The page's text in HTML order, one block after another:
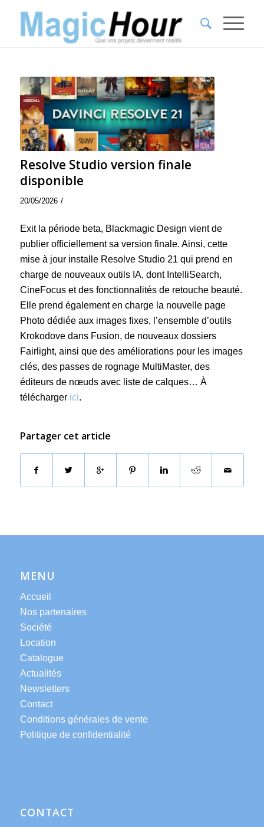
Resolve Studio version finale
disponible
20/05/2026 /
Exit la période beta, Blackmagic Design vient de
publier officiellement sa version finale. Ainsi, cette
mise à jour installe Resolve Studio 21 qui prend en
charge de nouveaux outils IA, dont IntelliSearch,
CineFocus et des fonctionnalités de retouche beauté.
Elle prend également en charge la nouvelle page
Photo dédiée aux images fixes, l’ensemble d’outils
Krokodove dans Fusion, de nouveaux dossiers
Fairlight, ainsi que des améliorations pour les images
clés, des passes de rognage MultiMaster, des
éditeurs de nœuds avec liste de calques… À
télécharger ici.
Partager cet article
MENU
Accueil
Nos partenaires
Société
Location
Catalogue
Actualités
Newsletters
Contact
Conditions générales de vente
Politique de confidentialité
CONTACT